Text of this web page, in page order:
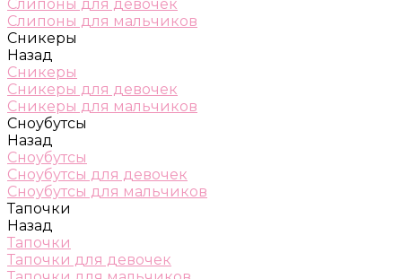
Слипоны для девочек
Слипоны для мальчиков
Сникеры
Назад
Сникеры
Сникеры для девочек
Сникеры для мальчиков
Сноубутсы
Назад
Сноубутсы
Сноубутсы для девочек
Сноубутсы для мальчиков
Тапочки
Назад
Тапочки
Тапочки для девочек